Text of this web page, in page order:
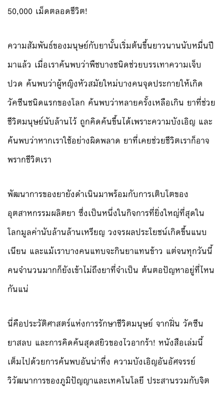
50,000 เม็ดตลอดชีวิต!
ความสัมพันธ์ของมนุษย์กับยานั้นเริ่มต้นขึ้นยาวนานนับหมื่นปี
มาแล้ว เมื่อเราค้นพบว่าพืชบางชนิดช่วยบรรเทาความเจ็บ
ปวด ค้นพบว่าผู้หญิงหัวสมัยใหม่บางคนจุดประกายให้เกิด
วัคซีนชนิดแรกของโลก ค้นพบว่าหลายครั้งเหลือเกิน ยาที่ช่วย
ชีวิตมนุษย์นับล้านไว้ ถูกคิดค้นขึ้นได้เพราะความบังเอิญ และ
ค้นพบว่าหากเราใช้อย่างผิดพลาด ยาที่เคยช่วยชีวิตเราก็อาจ
พรากชีวิตเรา
พัฒนาการของยายังดำเนินมาพร้อมกับการเติบโตของ
อุตสาหกรรมผลิตยา ซึ่งเป็นหนึ่งในกิจการที่ย่ิงใหญ่ที่สุดใน
โลกมูลค่านับล้านล้านเหรียญ วงจรผลประโยชน์เกิดขึ้นแนบ
เนียน และแม้เราบางคนแทบจะกินยาแทนข้าว แต่จนทุกวันนี้
คนจำนวนมากก็ยังเข้าไม่ถึงยาที่จำเป็น ต้นตอปัญหาอยู่ที่ไหน
กันแน่
นี่คือประวัติศาสตร์แห่งการรักษาชีวิตมนุษย์ จากฝิ่น วัคซีน
ยาสลบ และการคิดค้นสุดสยิวของไวอากร้า! หนังสือเล่มนี้
เต็มไปด้วยการค้นพบอันน่าทึ่ง ความบังเอิญอันอัศจรรย์
วิวัฒนาการของภูมิปัญญาและเทคโนโลยี ประสานรวมกับจิต